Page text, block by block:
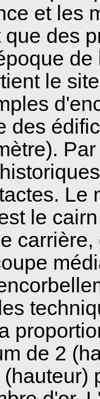
et les
des
le
des
Le
le
de 2